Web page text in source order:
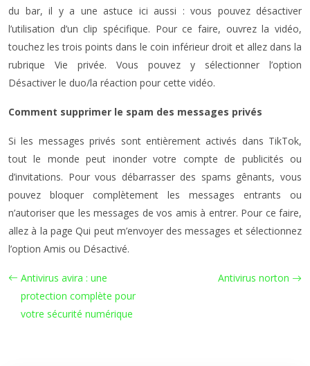
du bar, il y a une astuce ici aussi : vous pouvez désactiver
l’utilisation d’un clip spécifique. Pour ce faire, ouvrez la vidéo,
touchez les trois points dans le coin inférieur droit et allez dans la
rubrique Vie privée. Vous pouvez y sélectionner l’option
Désactiver le duo/la réaction pour cette vidéo.
Comment supprimer le spam des messages privés
Si les messages privés sont entièrement activés dans TikTok,
tout le monde peut inonder votre compte de publicités ou
d’invitations. Pour vous débarrasser des spams gênants, vous
pouvez bloquer complètement les messages entrants ou
n’autoriser que les messages de vos amis à entrer. Pour ce faire,
allez à la page Qui peut m’envoyer des messages et sélectionnez
l’option Amis ou Désactivé.
Antivirus avira : une
protection complète pour
votre sécurité numérique
Antivirus norton